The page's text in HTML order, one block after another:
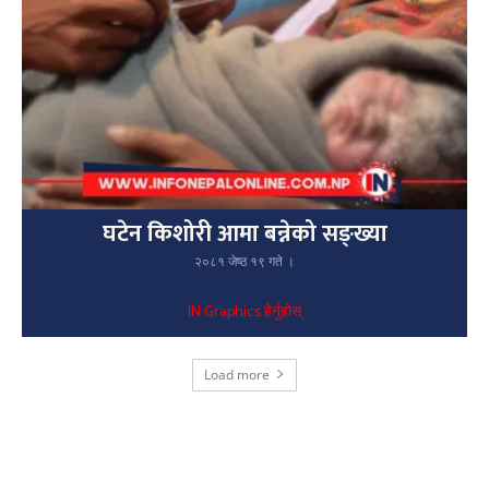
घटेन किशोरी आमा बन्नेको सङ्ख्या
२०८१ जेष्ठ १९ गते ।
IN Graphics हेर्नुहोस्
Load more